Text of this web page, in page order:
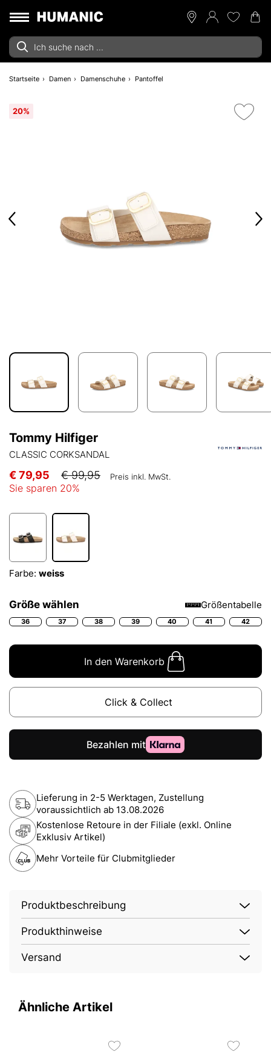
Startseite Damen Damenschuhe Pantoffel
20%
Tommy Hilfiger
CLASSIC CORKSANDAL
€ 79,95 € 99,95 Preis inkl. MwSt.
Sie sparen 20%
Farbe: weiss
Größe wählen Größentabelle
36 37 38 39 40 41 42
In den Warenkorb
Click & Collect
Lieferung in 2-5 Werktagen, Zustellung
voraussichtlich ab 13.08.2026
Kostenlose Retoure in der Filiale (exkl. Online
Exklusiv Artikel)
Mehr Vorteile für Clubmitglieder
Produktbeschreibung
Produkthinweise
Versand
Ähnliche Artikel